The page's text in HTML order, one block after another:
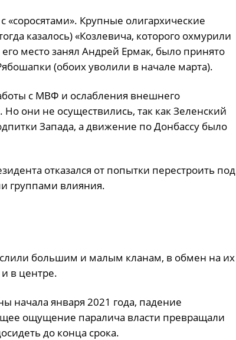
«соросятами». Крупные олигархические
казалось) «Козлевича, которого охмурили
место занял Андрей Ермак, было принято
(обоих уволили в начале марта).
с МВФ и ослабления внешнего
они не осуществились, так как Зеленский
Запада, а движение по Донбассу было
отказался от попытки перестроить под
группами влияния.
большим и малым кланам, в обмен на их
в центре.
начала января 2021 года, падение
ощущение паралича власти превращали
до конца срока.